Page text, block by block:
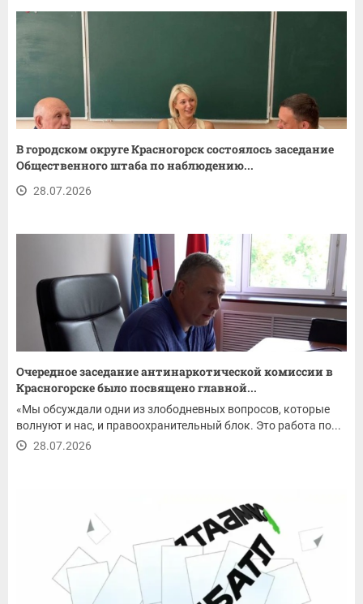
В городском округе Красногорск состоялось заседание
Общественного штаба по наблюдению...
28.07.2026
Очередное заседание антинаркотической комиссии в
Красногорске было посвящено главной...
«Мы обсуждали одни из злободневных вопросов, которые
волнуют и нас, и правоохранительный блок. Это работа по...
28.07.2026